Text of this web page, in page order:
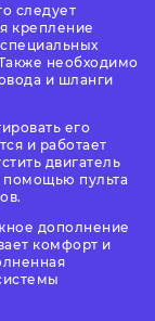
следует
крепление
необходимо
и шланги
его
и работает
двигатель
помощью пульта
дополнение
комфорт и